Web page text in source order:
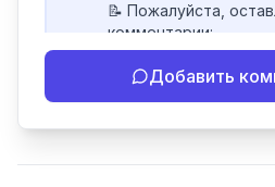
📝 Пожалуйста,
комментарии:
- Если инструмент
некорректно
Добавить